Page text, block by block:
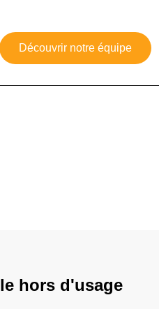
Découvrir notre équipe
hors d'usage